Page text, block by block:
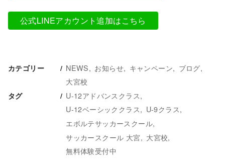
公式LINEアカウント追加はこちら
カテゴリー NEWS お知らせ キャンペーン
ブログ
大宮校
タグ
U-12アドバンスクラス
U-12ベーシッククラス
U-9クラス
エボルテサッカースクール
サッカースクール 大宮
大宮校
無料体験受付中